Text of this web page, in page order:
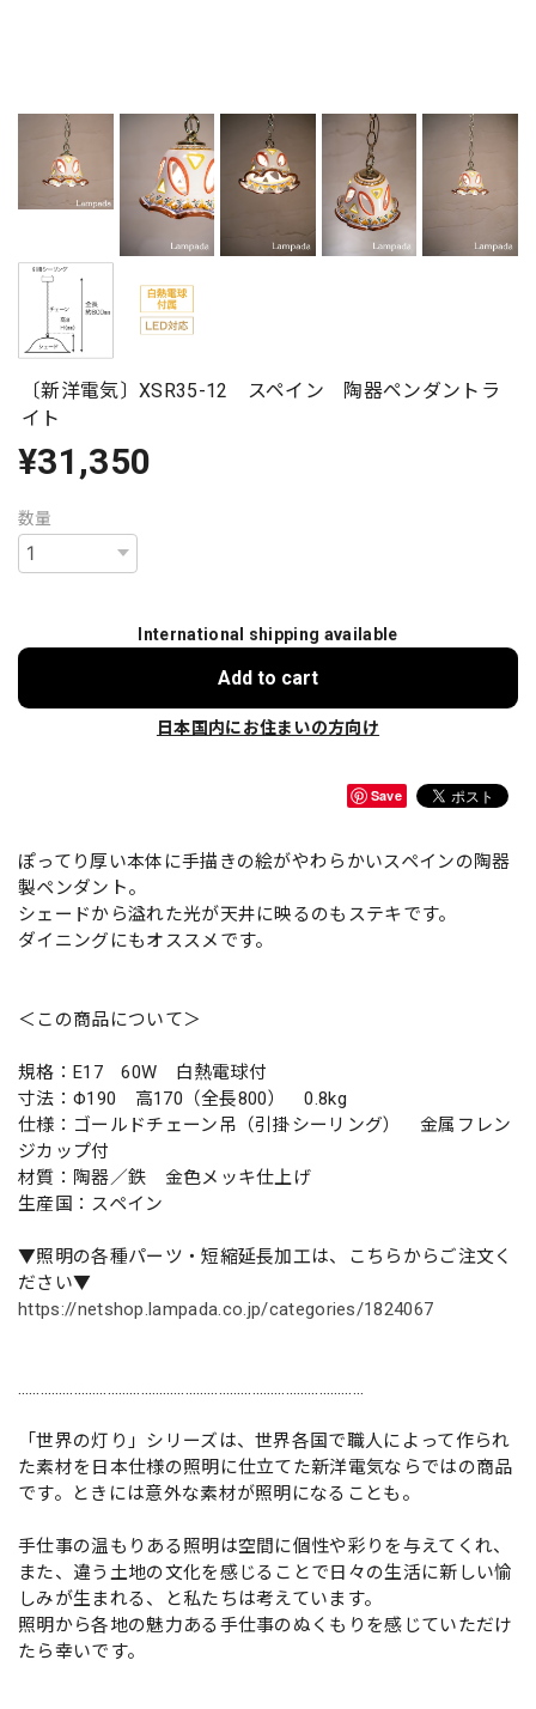
〔新洋電気〕XSR35-12 スペイン 陶器ペンダントラ
イト
¥31,350
数量
International shipping available
Add to cart
日本国内にお住まいの方向け
Save
ぽってり厚い本体に手描きの絵がやわらかいスペインの陶器
製ペンダント。
シェードから溢れた光が天井に映るのもステキです。
ダイニングにもオススメです。
＜この商品について＞
規格：E17 60W 白熱電球付
寸法：Φ190 高170（全長800） 0.8kg
仕様：ゴールドチェーン吊（引掛シーリング） 金属フレン
ジカップ付
材質：陶器／鉄 金色メッキ仕上げ
生産国：スペイン
▼照明の各種パーツ・短縮延長加工は、こちらからご注文く
ださい▼
https://netshop.lampada.co.jp/categories/1824067
…………………………………………………………………………………
「世界の灯り」シリーズは、世界各国で職人によって作られ
た素材を日本仕様の照明に仕立てた新洋電気ならではの商品
です。ときには意外な素材が照明になることも。
手仕事の温もりある照明は空間に個性や彩りを与えてくれ、
また、違う土地の文化を感じることで日々の生活に新しい愉
しみが生まれる、と私たちは考えています。
照明から各地の魅力ある手仕事のぬくもりを感じていただけ
たら幸いです。